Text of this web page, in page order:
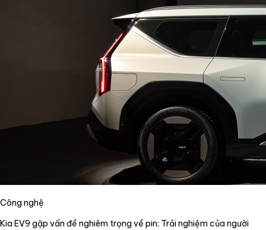
Công nghệ
Kia EV9 gặp vấn đề nghiêm trọng về pin: Trải nghiệm của người